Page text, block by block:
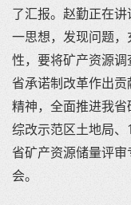
了汇报。赵勤正在
一思想，发现问题
性，要将矿产资源
省承诺制改革作出
精神，全面推进我
综改示范区土地局
省矿产资源储量评
会。